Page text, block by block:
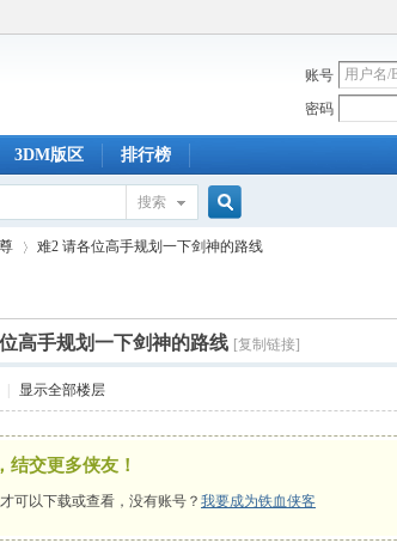
账号
密码
3DM版区 排行榜
搜索
搜
索
›
难2 请各位高手规划一下剑神的路线
高手规划一下剑神的路线 [复制链接]
显示全部楼层
结交更多侠友！
才可以下载或查看，没有账号？ 我要成为铁血侠客